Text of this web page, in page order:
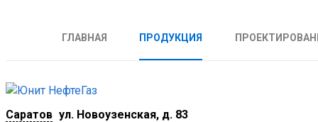
ГЛАВНАЯ ПРОДУКЦИЯ
Саратов ул. Новоузенская, д. 83